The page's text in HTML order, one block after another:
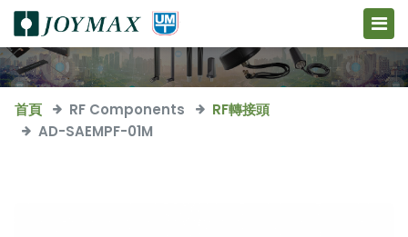
首頁 RF Components
RF轉接頭
AD-SAEMPF-01M